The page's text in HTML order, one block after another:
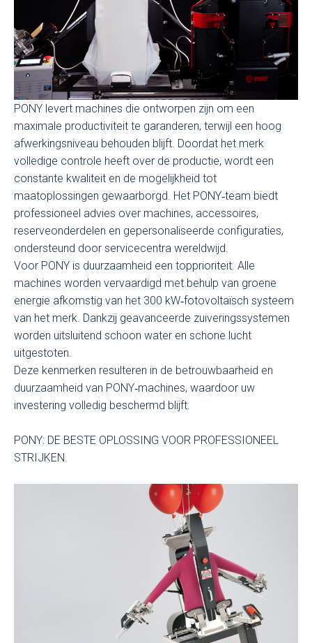
PONY levert machines die ontworpen zijn om een
maximale productiviteit te garanderen, terwijl een hoog
afwerkingsniveau behouden blijft. Doordat het merk
volledige controle heeft over de productie, wordt een
constante kwaliteit en de mogelijkheid tot
maatoplossingen gewaarborgd. Het PONY‑team biedt
professioneel advies over machines, accessoires,
reserveonderdelen en gepersonaliseerde configuraties,
ondersteund door servicecentra wereldwijd.
Voor PONY is duurzaamheid een topprioriteit. Alle
machines worden vervaardigd met behulp van groene
energie afkomstig van het 300 kW‑fotovoltaïsch systeem
van het merk. Dankzij geavanceerde zuiveringssystemen
worden uitsluitend schoon water en schone lucht
uitgestoten.
Deze kenmerken resulteren in de betrouwbaarheid en
duurzaamheid van PONY‑machines, waardoor uw
investering volledig beschermd blijft.
PONY: DE BESTE OPLOSSING VOOR PROFESSIONEEL
STRIJKEN.